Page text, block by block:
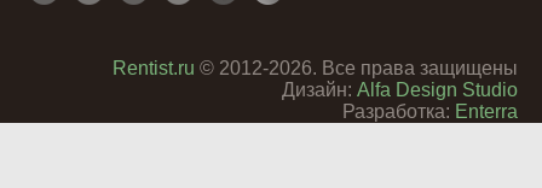
Rentist.ru © 2012-2026. Все права защищены
Дизайн: Alfa Design Studio
Разработка: Enterra